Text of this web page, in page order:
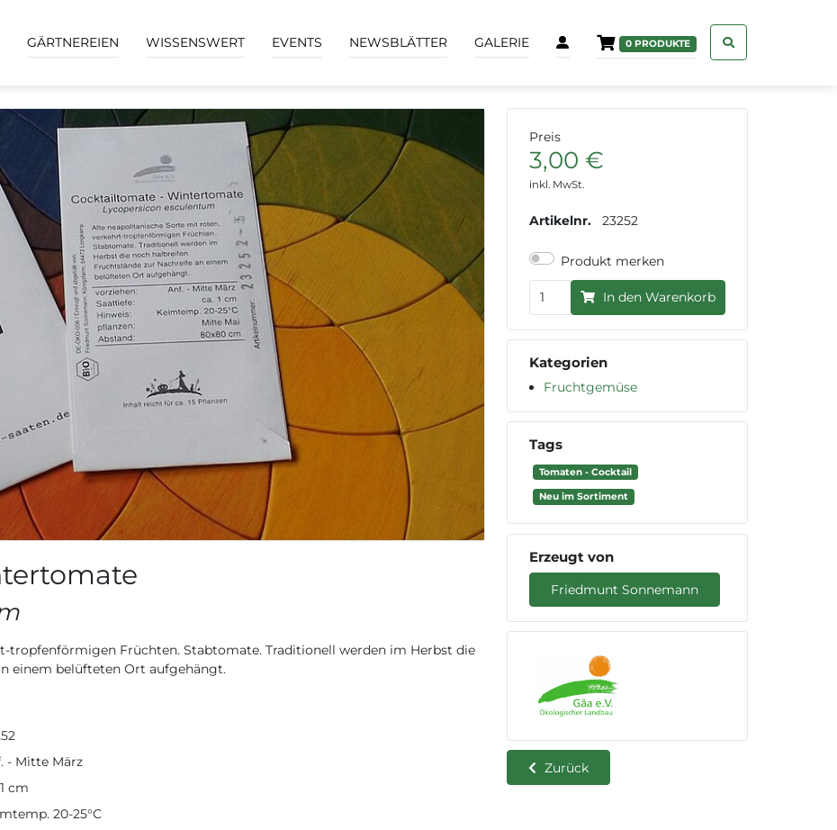
GÄRTNEREIEN WISSENSWERT EVENTS NEWSBLÄTTER GALERIE 0 PRODUKTE
tropfenförmigen Früchten. Stabtomate. Traditionell werden im Herbst die
einem belüfteten Ort aufgehängt.
- Mitte März
cm
20-25°C
Preis
3,00 €
inkl. MwSt.
Artikelnr. 23252
Produkt merken
In den Warenkorb
Kategorien
Fruchtgemüse
Tags
Tomaten - Cocktail
Neu im Sortiment
Erzeugt von
Friedmunt Sonnemann
Zurück